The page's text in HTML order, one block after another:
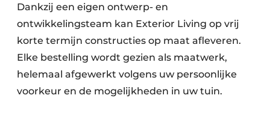
Dankzij een eigen ontwerp- en
ontwikkelingsteam kan Exterior Living op vrij
korte termijn constructies op maat afleveren.
Elke bestelling wordt gezien als maatwerk,
helemaal afgewerkt volgens uw persoonlijke
voorkeur en de mogelijkheden in uw tuin.